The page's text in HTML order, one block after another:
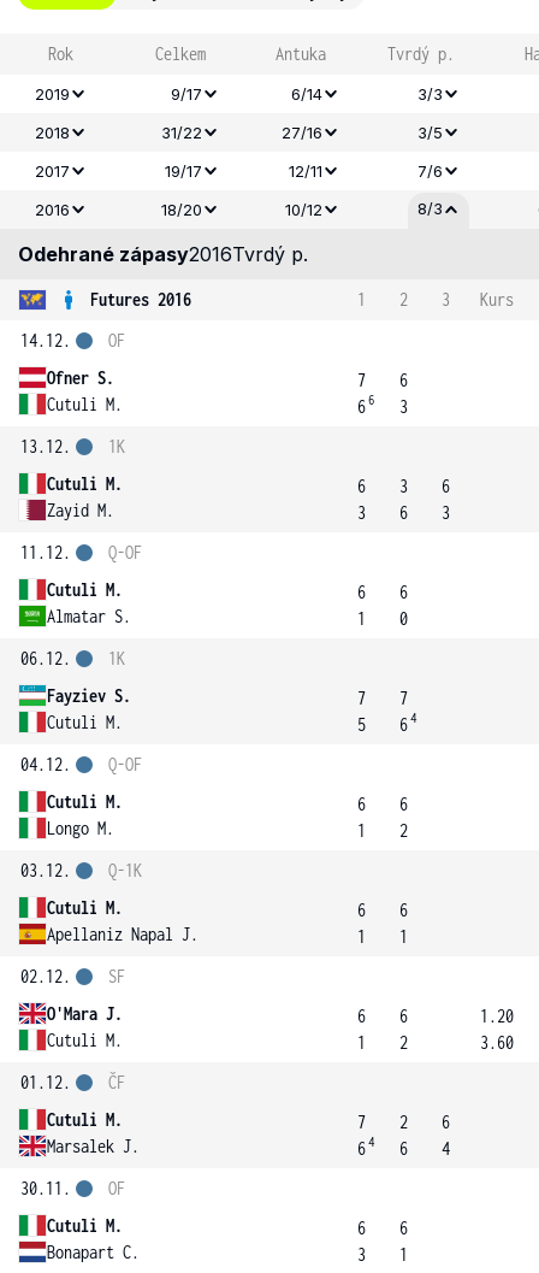
Rok Celkem Antuka Tvrdý p.
2019 9/17 6/14
3/3
2018
31/22 27/16
3/5
2017
19/17 12/11
7/6
2016
18/20 10/12 8/3
Odehrané zápasy2016Tvrdý p.
Futures 2016 1 2 3
Kurs
14.12.
Ofner S.
Cutuli M.
OF
7
66
6
3
13.12.
Cutuli M.
Zayid M.
1K
6
3
3
6
6
3
11.12.
Cutuli M.
Almatar S.
Q-OF
6
1
6
0
06.12.
Fayziev S.
Cutuli M.
1K
7
5
7
64
04.12.
Cutuli M.
Longo M.
Q-OF
6
1
6
2
03.12.
Cutuli M.
Apellaniz Napal J.
Q-1K
6
1
6
1
02.12.
O'Mara J.
Cutuli M.
SF
6
1
6
2
1.20
3.60
01.12.
Cutuli M.
Marsalek J.
ČF
7
64
2
6
6
4
30.11.
Cutuli M.
Bonapart C.
OF
6
3
6
1